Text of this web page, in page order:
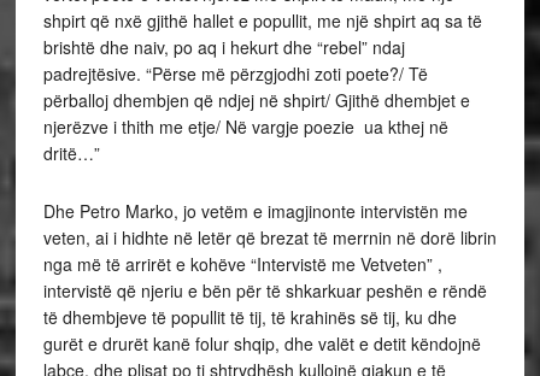
shpirt që nxë gjithë hallet e popullit, me një shpirt aq sa të
brishtë dhe naiv, po aq i hekurt dhe “rebel” ndaj
padrejtësive. “Përse më përzgjodhi zoti poete?/ Të
përballoj dhembjen që ndjej në shpirt/ Gjithë dhembjet e
njerëzve i thith me etje/ Në vargje poezie ua kthej në
dritë…”
Dhe Petro Marko, jo vetëm e imagjinonte intervistën me
veten, ai i hidhte në letër që brezat të merrnin në dorë librin
nga më të arrirët e kohëve “Intervistë me Vetveten” ,
intervistë që njeriu e bën për të shkarkuar peshën e rëndë
të dhembjeve të popullit të tij, të krahinës së tij, ku dhe
gurët e drurët kanë folur shqip, dhe valët e detit këndojnë
labçe, dhe plisat po ti shtrydhësh kullojnë gjakun e të